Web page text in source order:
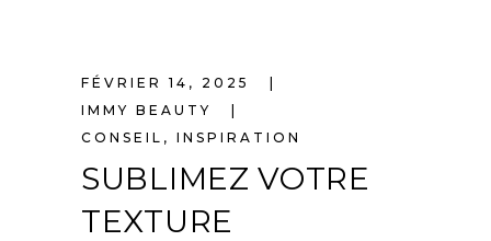
FÉVRIER 14, 2025
IMMY BEAUTY
CONSEIL , INSPIRATION
SUBLIMEZ VOTRE
TEXTURE